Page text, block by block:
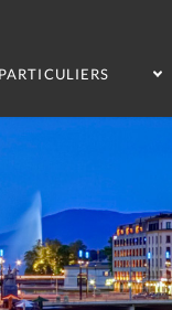
PARTICULIERS